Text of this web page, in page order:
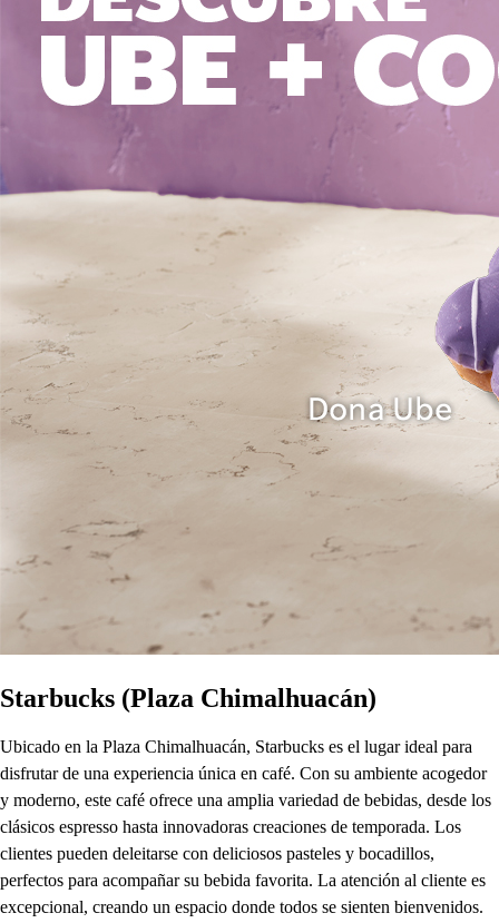
Starbucks (Plaza Chimalhuacán)
Ubicado en la Plaza Chimalhuacán, Starbucks es el lugar ideal para
disfrutar de una experiencia única en café. Con su ambiente acogedor
y moderno, este café ofrece una amplia variedad de bebidas, desde los
clásicos espresso hasta innovadoras creaciones de temporada. Los
clientes pueden deleitarse con deliciosos pasteles y bocadillos,
perfectos para acompañar su bebida favorita. La atención al cliente es
excepcional, creando un espacio donde todos se sienten bienvenidos.